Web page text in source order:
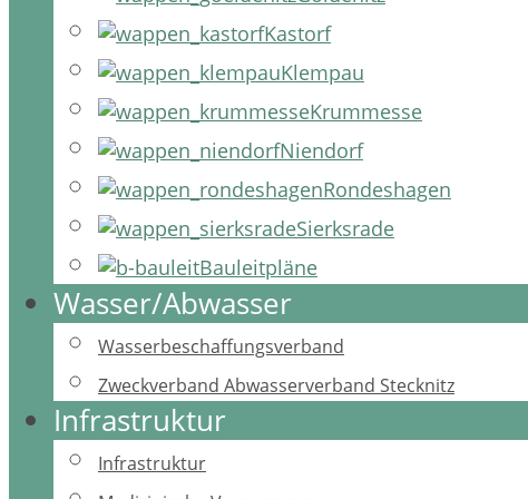
Kastorf
Klempau
Krummesse
Niendorf
Rondeshagen
Sierksrade
Bauleitpläne
Wasser/Abwasser
Wasserbeschaffungsverband
Zweckverband Abwasserverband Stecknitz
Infrastruktur
Infrastruktur